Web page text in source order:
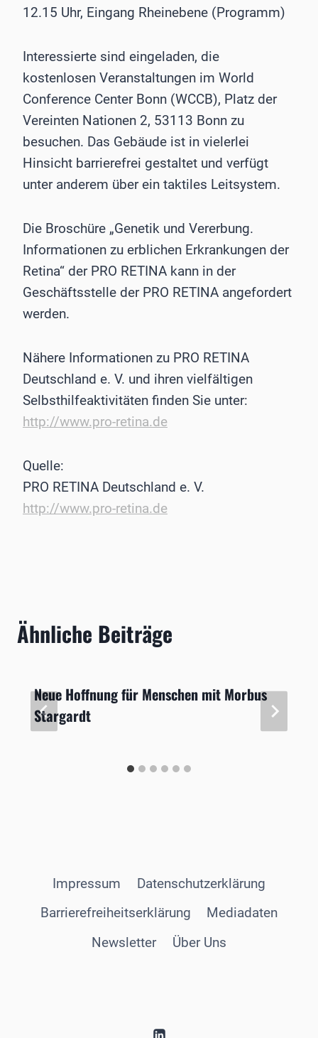
12.15 Uhr, Eingang Rheinebene (Programm)
Interessierte sind eingeladen, die
kostenlosen Veranstaltungen im World
Conference Center Bonn (WCCB), Platz der
Vereinten Nationen 2, 53113 Bonn zu
besuchen. Das Gebäude ist in vielerlei
Hinsicht barrierefrei gestaltet und verfügt
unter anderem über ein taktiles Leitsystem.
Die Broschüre „Genetik und Vererbung.
Informationen zu erblichen Erkrankungen der
Retina“ der PRO RETINA kann in der
Geschäftsstelle der PRO RETINA angefordert
werden.
Nähere Informationen zu PRO RETINA
Deutschland e. V. und ihren vielfältigen
Selbsthilfeaktivitäten finden Sie unter:
http://www.pro-retina.de
Quelle:
PRO RETINA Deutschland e. V.
http://www.pro-retina.de
Ähnliche Beiträge
Neue Hoffnung für Menschen mit Morbus
Stargardt
Impressum
Datenschutzerklärung
Barrierefreiheitserklärung
Mediadaten
Newsletter
Über Uns